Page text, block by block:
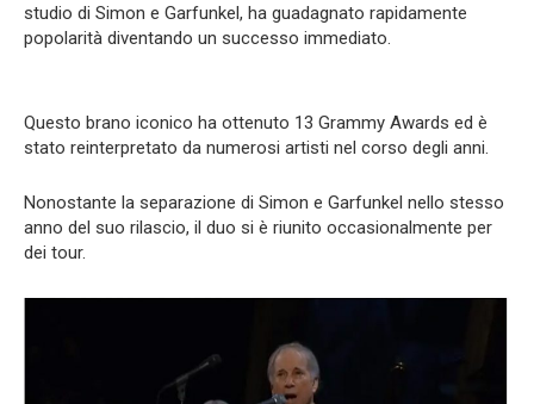
studio di Simon e Garfunkel, ha guadagnato rapidamente
popolarità diventando un successo immediato.
Questo brano iconico ha ottenuto 13 Grammy Awards ed è
stato reinterpretato da numerosi artisti nel corso degli anni.
Nonostante la separazione di Simon e Garfunkel nello stesso
anno del suo rilascio, il duo si è riunito occasionalmente per
dei tour.